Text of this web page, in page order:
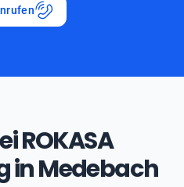
ROKASA
in Medebach